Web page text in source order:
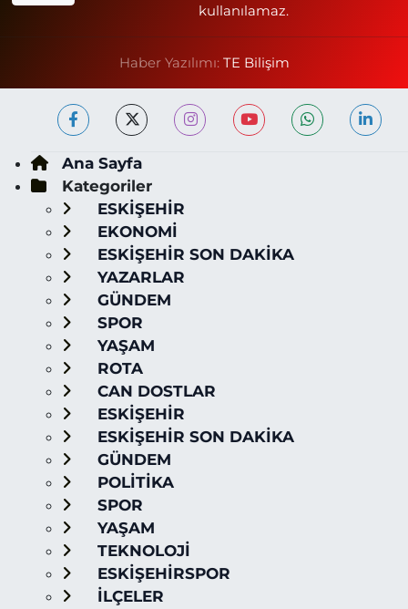
kullanılamaz.
Haber Yazılımı: TE Bilişim
Ana Sayfa
Kategoriler
ESKİŞEHİR
EKONOMİ
ESKİŞEHİR SON DAKİKA
YAZARLAR
GÜNDEM
SPOR
YAŞAM
ROTA
CAN DOSTLAR
ESKİŞEHİR
ESKİŞEHİR SON DAKİKA
GÜNDEM
POLİTİKA
SPOR
YAŞAM
TEKNOLOJİ
ESKİŞEHİRSPOR
İLÇELER